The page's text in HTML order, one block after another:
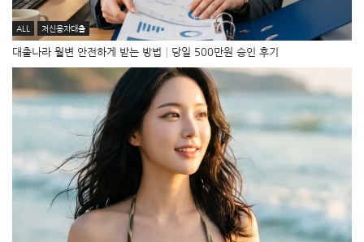
ALL 저신용자대출
대출나라 월변 안전하게 받는 방법│당일 500만원 승인 후기